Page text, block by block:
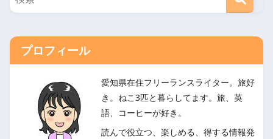
プロフィール
愛知県在住フリーランスライター。旅好
き。ねこ3匹と暮らしてます。旅、英
語、コーヒーが好き。
読んで役立つ、楽しめる、得する情報発